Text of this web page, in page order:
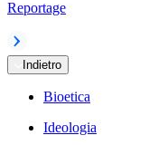
Reportage
Indietro
Bioetica
Ideologia